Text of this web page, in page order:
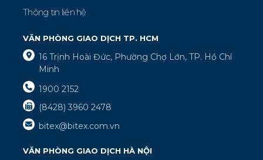
Thông tin liên hệ
VĂN PHÒNG GIAO DỊCH TP. HCM
16 Trịnh Hoài Đức, Phường Chợ Lớn, TP. Hồ Chí
Minh
1900 2152
(8428) 3960 2478
bitex@bitex.com.vn
VĂN PHÒNG GIAO DỊCH HÀ NỘI